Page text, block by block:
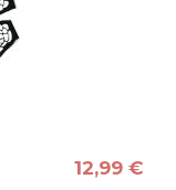
12,99 €